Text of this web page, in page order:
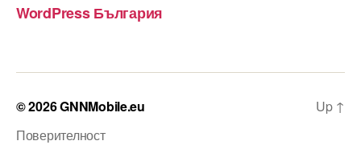
WordPress България
© 2026GNNMobile.eu
Поверителност
Up ↑